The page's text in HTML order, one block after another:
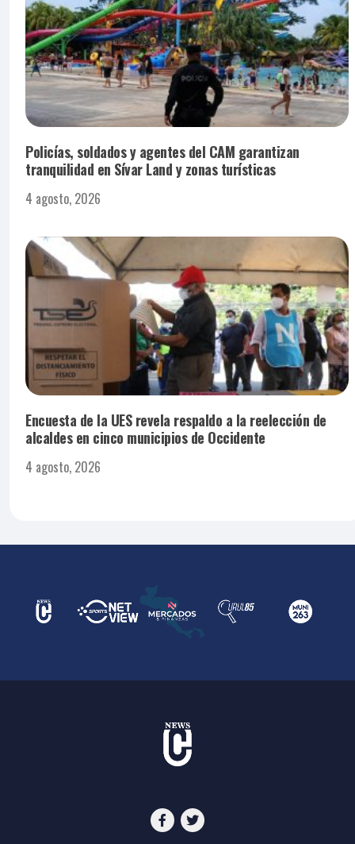
Policías, soldados y agentes del CAM garantizan
tranquilidad en Sívar Land y zonas turísticas
4 agosto, 2026
Encuesta de la UES revela respaldo a la reelección de
alcaldes en cinco municipios de Occidente
4 agosto, 2026